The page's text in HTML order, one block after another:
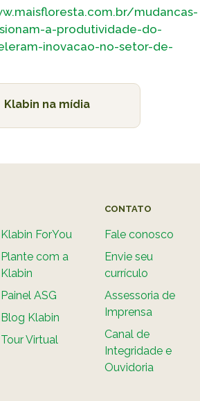
mudancas-
a-produtividade-do-
inovacao-no-setor-de-
Klabin na mídia
Klabin ForYou
Plante com a
Klabin
Painel ASG
Blog Klabin
Tour Virtual
CONTATO
Fale conosco
Envie seu
currículo
Assessoria de
Imprensa
Canal de
Integridade e
Ouvidoria